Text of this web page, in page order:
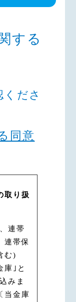
の 借入
込人
以外
本籍
につ
報
。
めた
に基づ
本人で
要な情
する
くださ
同意
取り扱
連帯
連帯保
む)
庫｣と
みま
当金庫